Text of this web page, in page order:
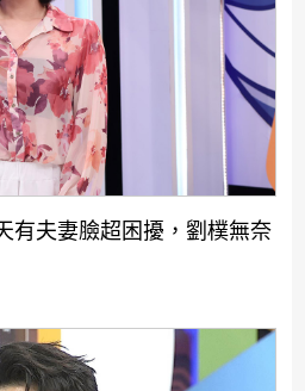
有夫妻臉超困擾，劉樸無奈